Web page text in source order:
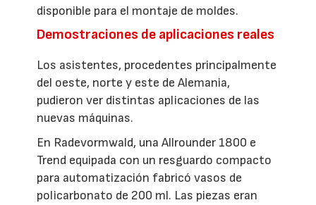
disponible para el montaje de moldes.
Demostraciones de aplicaciones reales
Los asistentes, procedentes principalmente
del oeste, norte y este de Alemania,
pudieron ver distintas aplicaciones de las
nuevas máquinas.
En Radevormwald, una Allrounder 1800 e
Trend equipada con un resguardo compacto
para automatización fabricó vasos de
policarbonato de 200 ml. Las piezas eran